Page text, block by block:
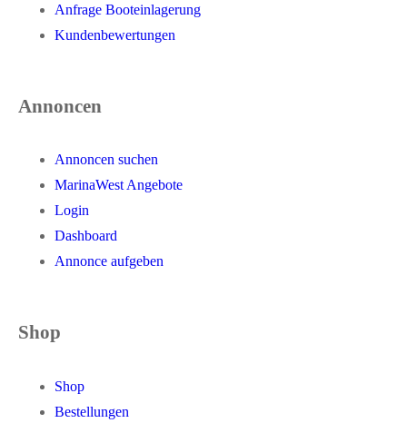
Anfrage Booteinlagerung
Kundenbewertungen
Annoncen
Annoncen suchen
MarinaWest Angebote
Login
Dashboard
Annonce aufgeben
Shop
Shop
Bestellungen